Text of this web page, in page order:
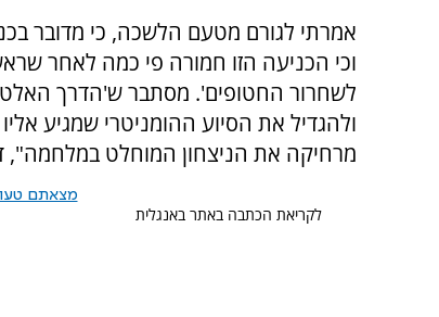
אמרתי לגורם מטעם הלשכה, כי מדובר
וכי הכניעה הזו חמורה פי כמה לאחר
לשחרור החטופים'. מסתבר ש'הדרך
ולהגדיל את הסיוע ההומניטרי שמגיע
מרחיקה את הניצחון המוחלט במלחמה",
מצאתם
לקריאת הכתבה באתר באנגלית